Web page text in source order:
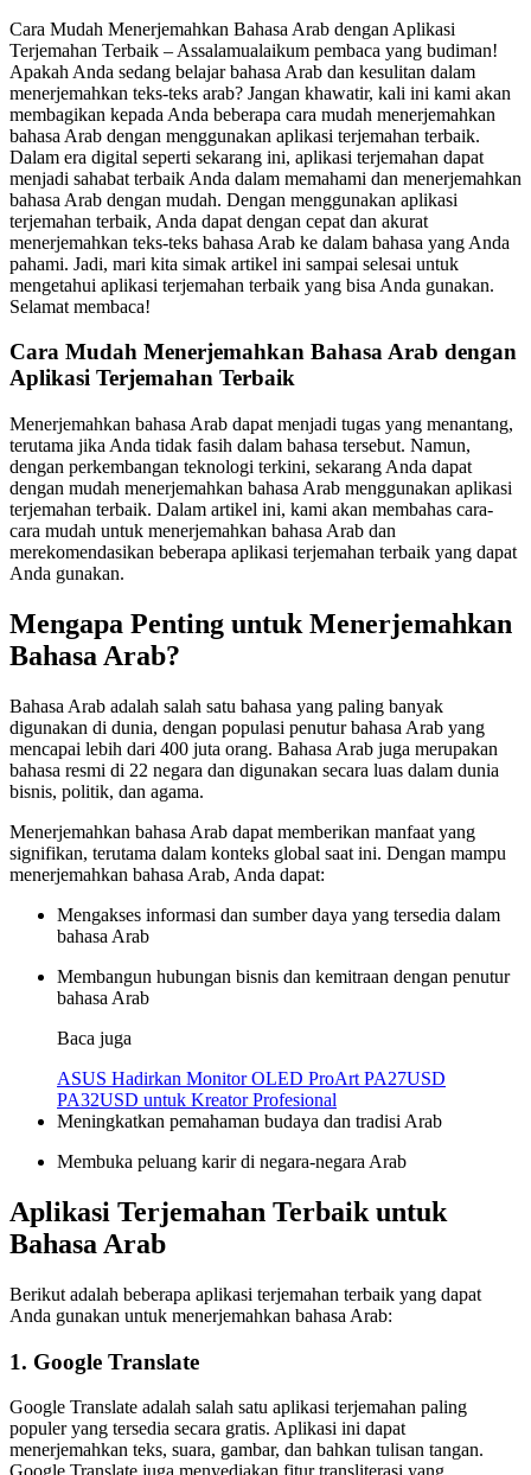
Cara Mudah Menerjemahkan Bahasa Arab dengan Aplikasi
Terjemahan Terbaik – Assalamualaikum pembaca yang budiman!
Apakah Anda sedang belajar bahasa Arab dan kesulitan dalam
menerjemahkan teks-teks arab? Jangan khawatir, kali ini kami akan
membagikan kepada Anda beberapa cara mudah menerjemahkan
bahasa Arab dengan menggunakan aplikasi terjemahan terbaik.
Dalam era digital seperti sekarang ini, aplikasi terjemahan dapat
menjadi sahabat terbaik Anda dalam memahami dan menerjemahkan
bahasa Arab dengan mudah. Dengan menggunakan aplikasi
terjemahan terbaik, Anda dapat dengan cepat dan akurat
menerjemahkan teks-teks bahasa Arab ke dalam bahasa yang Anda
pahami. Jadi, mari kita simak artikel ini sampai selesai untuk
mengetahui aplikasi terjemahan terbaik yang bisa Anda gunakan.
Selamat membaca!
Cara Mudah Menerjemahkan Bahasa Arab dengan
Aplikasi Terjemahan Terbaik
Menerjemahkan bahasa Arab dapat menjadi tugas yang menantang,
terutama jika Anda tidak fasih dalam bahasa tersebut. Namun,
dengan perkembangan teknologi terkini, sekarang Anda dapat
dengan mudah menerjemahkan bahasa Arab menggunakan aplikasi
terjemahan terbaik. Dalam artikel ini, kami akan membahas cara-
cara mudah untuk menerjemahkan bahasa Arab dan
merekomendasikan beberapa aplikasi terjemahan terbaik yang dapat
Anda gunakan.
Mengapa Penting untuk Menerjemahkan
Bahasa Arab?
Bahasa Arab adalah salah satu bahasa yang paling banyak
digunakan di dunia, dengan populasi penutur bahasa Arab yang
mencapai lebih dari 400 juta orang. Bahasa Arab juga merupakan
bahasa resmi di 22 negara dan digunakan secara luas dalam dunia
bisnis, politik, dan agama.
Menerjemahkan bahasa Arab dapat memberikan manfaat yang
signifikan, terutama dalam konteks global saat ini. Dengan mampu
menerjemahkan bahasa Arab, Anda dapat:
Mengakses informasi dan sumber daya yang tersedia dalam
bahasa Arab
Membangun hubungan bisnis dan kemitraan dengan penutur
bahasa Arab
Baca juga
ASUS Hadirkan Monitor OLED ProArt PA27USD
PA32USD untuk Kreator Profesional
Meningkatkan pemahaman budaya dan tradisi Arab
Membuka peluang karir di negara-negara Arab
Aplikasi Terjemahan Terbaik untuk
Bahasa Arab
Berikut adalah beberapa aplikasi terjemahan terbaik yang dapat
Anda gunakan untuk menerjemahkan bahasa Arab:
1. Google Translate
Google Translate adalah salah satu aplikasi terjemahan paling
populer yang tersedia secara gratis. Aplikasi ini dapat
menerjemahkan teks, suara, gambar, dan bahkan tulisan tangan.